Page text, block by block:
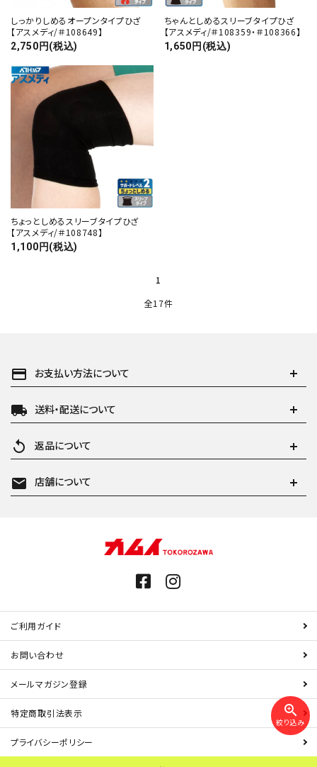
しっかりしめるオープンタイプひざ
【アスメディ/＃108649】
2,750円(税込)
ちゃんとしめるスリーブタイプひざ
【アスメディ/＃108359・＃108366】
1,650円(税込)
ちょっとしめるスリーブタイプひざ
【アスメディ/＃108748】
1,100円(税込)
1
全17件
zoom_in
絞り込み
payment お支払い方法について
local_shipping 送料・配送について
replay 返品について
mail 店舗について
ご利用ガイド
お問い合わせ
メールマガジン登録
特定商取引法表示
プライバシーポリシー